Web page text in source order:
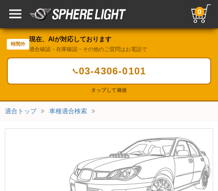
0
時間外
現在、AIが対応しております
適合確認・在庫確認・その他のご質問はお電話で
📞03-4306-0101
タップして発信
適合トップ 車種適合検索